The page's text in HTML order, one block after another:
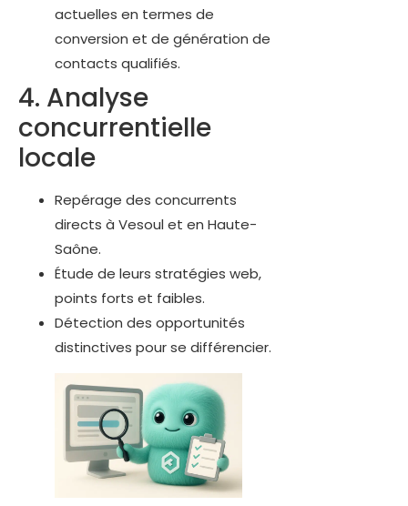
actuelles en termes de
conversion et de génération de
contacts qualifiés.
4. Analyse
concurrentielle
locale
Repérage des concurrents
directs à Vesoul et en Haute-
Saône.
Étude de leurs stratégies web,
points forts et faibles.
Détection des opportunités
distinctives pour se différencier.